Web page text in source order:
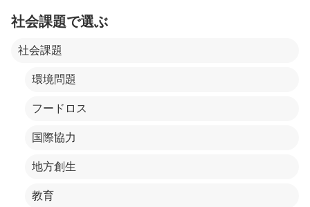
社会課題で選ぶ
社会課題
環境問題
フードロス
国際協力
地方創生
教育